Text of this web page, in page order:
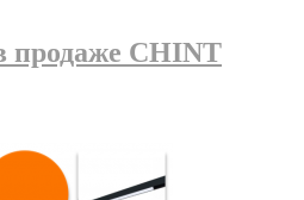
продаже CHINT